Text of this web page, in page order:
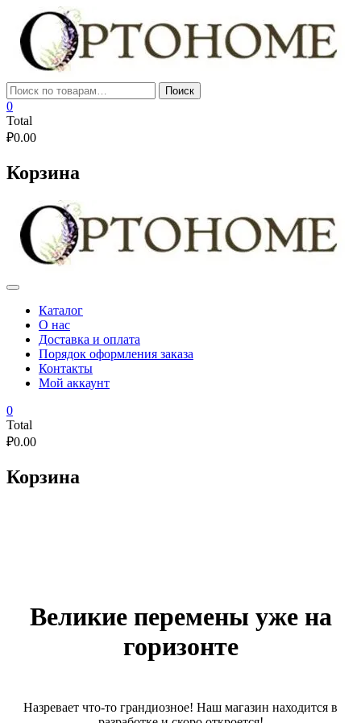
content
Искать: Поиск
0
Total
₽0.00
Корзина
Каталог
О нас
Доставка и оплата
Порядок оформления заказа
Контакты
Мой аккаунт
0
Total
₽0.00
Корзина
Великие перемены уже на
горизонте
Назревает что-то грандиозное! Наш магазин находится в